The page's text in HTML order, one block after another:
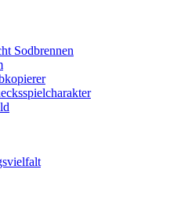
Sodbrennen